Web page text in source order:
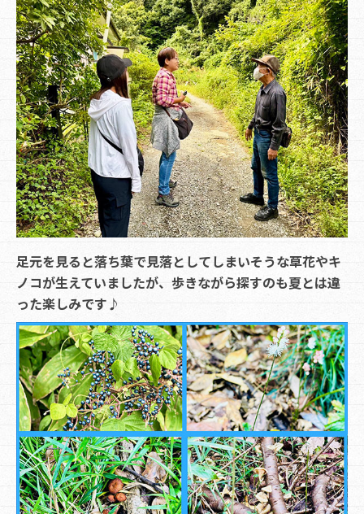
足元を見ると落ち葉で見落としてしまいそうな草花やキ
ノコが生えていましたが、歩きながら探すのも夏とは違
った楽しみです♪